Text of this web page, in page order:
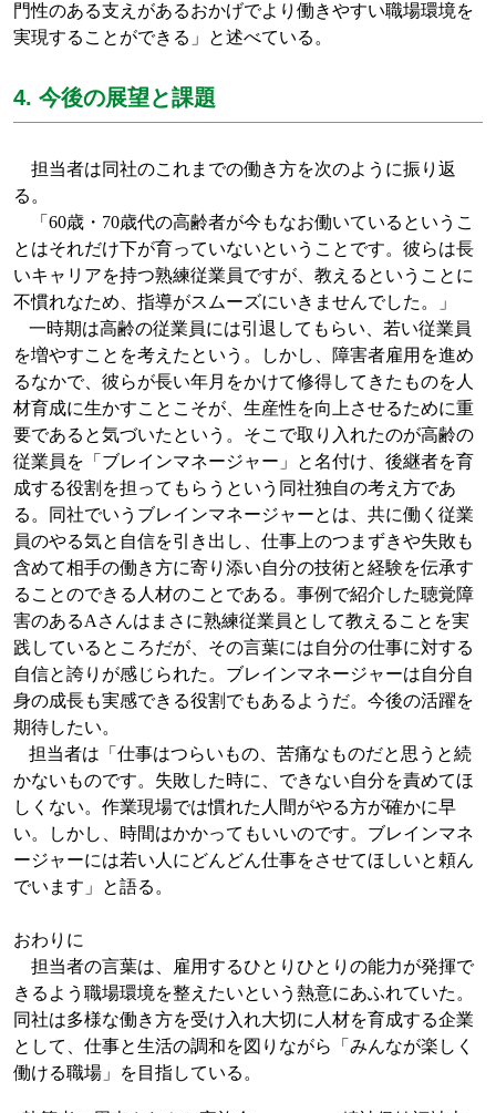
門性のある支えがあるおかげでより働きやすい職場環境を
実現することができる」と述べている。
4. 今後の展望と課題
担当者は同社のこれまでの働き方を次のように振り返
る。
「 60歳・ 70歳代の高齢者が今もなお働いているというこ
とはそれだけ下が育っていないということです。彼らは長
いキャリアを持つ熟練従業員ですが、教えるということに
不慣れなため、指導がスムーズにいきませんでした。」
一時期は高齢の従業員には引退してもらい、若い従業員
を増やすことを考えたという。しかし、障害者雇用を進め
るなかで、彼らが長い年月をかけて修得してきたものを人
材育成に生かすことこそが、生産性を向上させるために重
要であると気づいたという。そこで取り入れたのが高齢の
従業員を「ブレインマネージャー」と名付け、後継者を育
成する役割を担ってもらうという同社独自の考え方であ
る。同社でいうブレインマネージャーとは、共に働く従業
員のやる気と自信を引き出し、仕事上のつまずきや失敗も
含めて相手の働き方に寄り添い自分の技術と経験を伝承す
ることのできる人材のことである。事例で紹介した聴覚障
害のあるAさんはまさに熟練従業員として教えることを実
践しているところだが、その言葉には自分の仕事に対する
自信と誇りが感じられた。ブレインマネージャーは自分自
身の成長も実感できる役割でもあるようだ。今後の活躍を
期待したい。
担当者は「仕事はつらいもの、苦痛なものだと思うと続
かないものです。失敗した時に、できない自分を責めてほ
しくない。作業現場では慣れた人間がやる方が確かに早
い。しかし、時間はかかってもいいのです。ブレインマネ
ージャーには若い人にどんどん仕事をさせてほしいと頼ん
でいます」と語る。
おわりに
担当者の言葉は、雇用するひとりひとりの能力が発揮で
きるよう職場環境を整えたいという熱意にあふれていた。
同社は多様な働き方を受け入れ大切に人材を育成する企業
として、仕事と生活の調和を図りながら「みんなが楽しく
働ける職場」を目指している。